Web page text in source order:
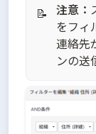
📝 注意：
をフィ
連絡先
ンの送